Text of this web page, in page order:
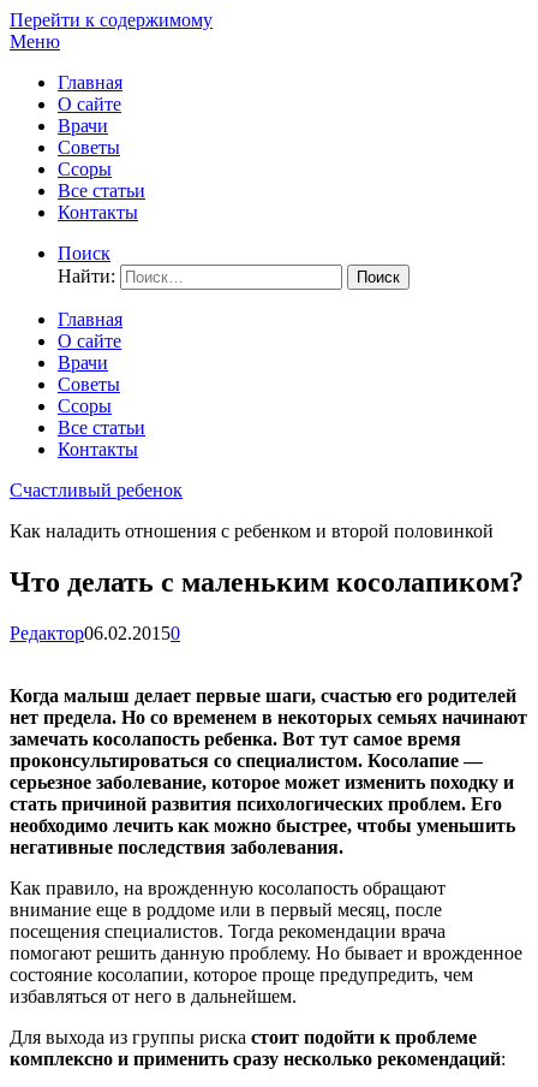
Перейти к содержимому
Меню
Главная
О сайте
Врачи
Советы
Ссоры
Все статьи
Контакты
Поиск
Найти:
Главная
О сайте
Врачи
Советы
Ссоры
Все статьи
Контакты
Счастливый ребенок
Как наладить отношения с ребенком и второй половинкой
Что делать с маленьким косолапиком?
Редактор06.02.20150
Когда малыш делает первые шаги, счастью его родителей
нет предела. Но со временем в некоторых семьях начинают
замечать косолапость ребенка. Вот тут самое время
проконсультироваться со специалистом. Косолапие —
серьезное заболевание, которое может изменить походку и
стать причиной развития психологических проблем. Его
необходимо лечить как можно быстрее, чтобы уменьшить
негативные последствия заболевания.
Как правило, на врожденную косолапость обращают
внимание еще в роддоме или в первый месяц, после
посещения специалистов. Тогда рекомендации врача
помогают решить данную проблему. Но бывает и врожденное
состояние косолапии, которое проще предупредить, чем
избавляться от него в дальнейшем.
Для выхода из группы риска стоит подойти к проблеме
комплексно и применить сразу несколько рекомендаций: